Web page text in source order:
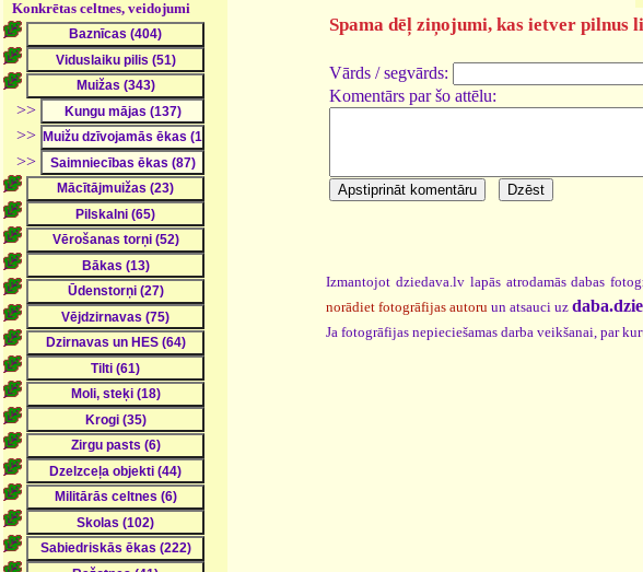
Konkrētas celtnes, veidojumi
>>
>>
>>
Spama dēļ ziņojumi, kas ietver pilnus
Vārds / segvārds:
Komentārs par šo attēlu:
Izmantojot dziedava.lv lapās atrodamās dabas
norādiet fotogrāfijas autoru un atsauci uz
Ja fotogrāfijas nepieciešamas darba veikšanai, par